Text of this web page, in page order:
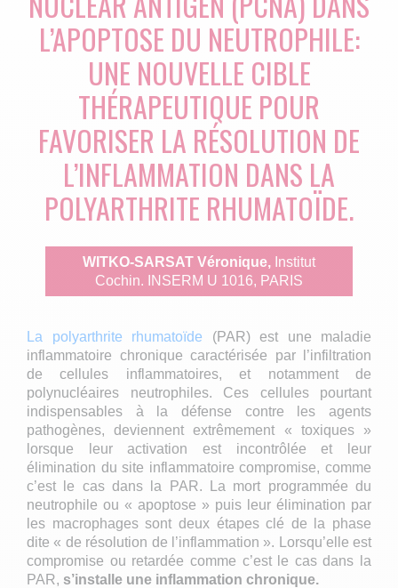
L’APOPTOSE DU NEUTROPHILE:
UNE NOUVELLE CIBLE
THÉRAPEUTIQUE POUR
FAVORISER LA RÉSOLUTION DE
L’INFLAMMATION DANS LA
POLYARTHRITE RHUMATOÏDE.
WITKO-SARSAT Véronique, Institut
Cochin. INSERM U 1016, PARIS
La polyarthrite rhumatoïde (PAR) est une maladie
inflammatoire chronique caractérisée par l’infiltration
de cellules inflammatoires, et notamment de
polynucléaires neutrophiles. Ces cellules pourtant
indispensables à la défense contre les agents
pathogènes, deviennent extrêmement « toxiques »
lorsque leur activation est incontrôlée et leur
élimination du site inflammatoire compromise, comme
c’est le cas dans la PAR. La mort programmée du
neutrophile ou « apoptose » puis leur élimination par
les macrophages sont deux étapes clé de la phase
dite « de résolution de l’inflammation ». Lorsqu’elle est
compromise ou retardée comme c’est le cas dans la
PAR, s’installe une inflammation chronique.